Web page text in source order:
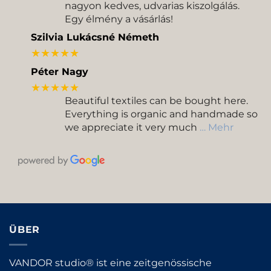
nagyon kedves, udvarias kiszolgálás.
Egy élmény a vásárlás!
Szilvia Lukácsné Németh
★★★★★
Péter Nagy
★★★★★
Beautiful textiles can be bought here.
Everything is organic and handmade so
we appreciate it very much … Mehr
ÜBER
VANDOR studio® ist eine zeitgenössische